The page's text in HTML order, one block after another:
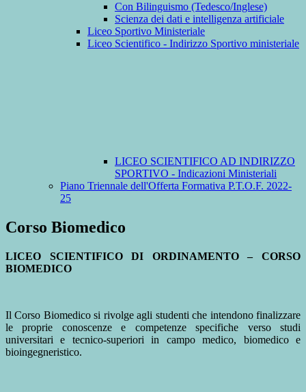
Con Bilinguismo (Tedesco/Inglese)
Scienza dei dati e intelligenza artificiale
Liceo Sportivo Ministeriale
Liceo Scientifico - Indirizzo Sportivo ministeriale
LICEO SCIENTIFICO AD INDIRIZZO
SPORTIVO - Indicazioni Ministeriali
Piano Triennale dell'Offerta Formativa P.T.O.F. 2022-
25
Corso Biomedico
LICEO SCIENTIFICO DI ORDINAMENTO – CORSO
BIOMEDICO
Il Corso Biomedicosi rivolgeagli studentiche intendono finalizzare
le proprie conoscenze e competenze specifiche verso studi
universitari e tecnico-superiori in campo medico, biomedico e
bioingegneristico.